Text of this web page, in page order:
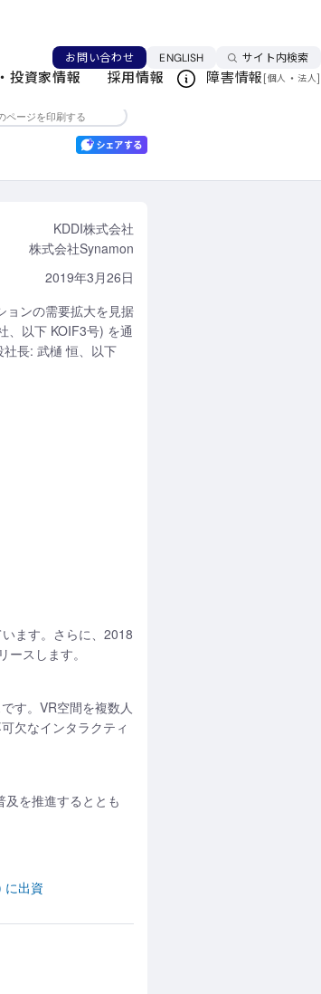
お問い合わせ ENGLISH言語を切り替える
サイト内検索
投資家情報 採用情報 障害情報[個人 ・ 法人]
ページを印刷する
KDDI株式会社
株式会社Synamon
2019年3月26日
ョンの需要拡大を見据
、以下 KOIF3号) を通
長: 武樋 恒、以下
ます。さらに、2018
スします。
す。VR空間を複数人
欠なインタラクティ
を推進するととも
に出資